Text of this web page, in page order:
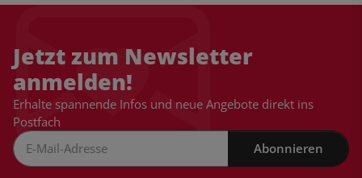
Jetzt zum Newsletter
anmelden!
Erhalte spannende Infos und neue Angebote direkt ins
Postfach
Abonnieren